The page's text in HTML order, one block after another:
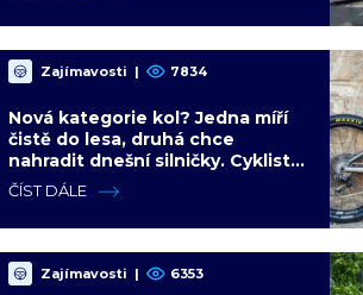
Zajímavosti | 7834
Nová kategorie kol? Jedna míří
čistě do lesa, druhá chce
nahradit dnešní silničky. Cyklisté
mají rozporuplné názory
ČÍST DÁLE
Zajímavosti | 6353